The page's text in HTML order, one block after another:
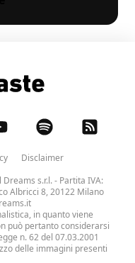
Disclaimer
Dreams s.r.l.- Partita IVA:
Albricci 8, 20122 Milano
in quanto viene
può pertanto considerarsi
n. 62 del 07.03.2001
delle immagini presenti